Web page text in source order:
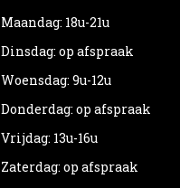
Maandag: 18u-21u
Dinsdag: op afspraak
Woensdag: 9u-12u
Donderdag: op afspraak
Vrijdag: 13u-16u
Zaterdag: op afspraak